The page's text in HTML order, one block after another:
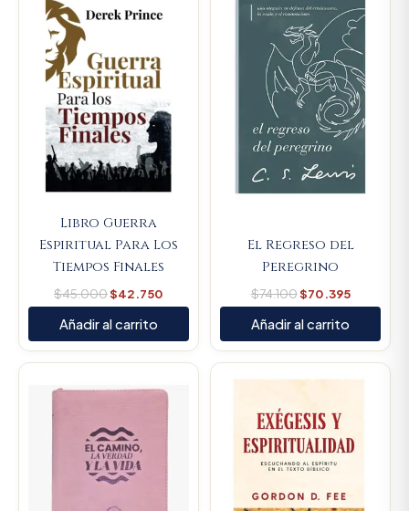
Libro Guerra
Espiritual Para Los
Tiempos Finales
$45.000
was:
$42.750
Añadir al carrito
El Regreso del
Peregrino
$74.100
was:
$74.100.
$70.395
is:
$70.395.
Añadir al carrito
price
Current
is:
$64.800.
Current